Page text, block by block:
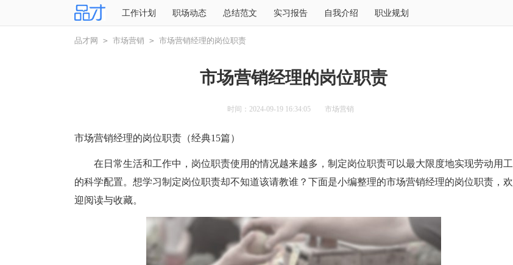
工作计划 职场动态 总结范文 实习报告 自我介绍 职业规划
品才网 > 市场营销 > 市场营销经理的岗位职责
市场营销经理的岗位职责
时间：2024-09-19 16:34:05 市场营销
市场营销经理的岗位职责（经典15篇）
在日常生活和工作中，岗位职责使用的情况越来越多，制定岗位职责可以最大限度地实现劳动用工
的科学配置。想学习制定岗位职责却不知道该请教谁？下面是小编整理的市场营销经理的岗位职责，欢
迎阅读与收藏。